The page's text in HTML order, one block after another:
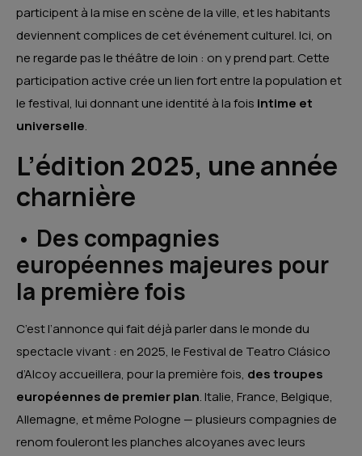
participent à la mise en scène de la ville, et les habitants
deviennent complices de cet événement culturel. Ici, on
ne regarde pas le théâtre de loin : on y prend part. Cette
participation active crée un lien fort entre la population et
le festival, lui donnant une identité à la fois intime et
universelle.
L’édition 2025, une année
charnière
• Des compagnies
européennes majeures pour
la première fois
C’est l’annonce qui fait déjà parler dans le monde du
spectacle vivant : en 2025, le Festival de Teatro Clásico
d’Alcoy accueillera, pour la première fois, des troupes
européennes de premier plan. Italie, France, Belgique,
Allemagne, et même Pologne — plusieurs compagnies de
renom fouleront les planches alcoyanes avec leurs